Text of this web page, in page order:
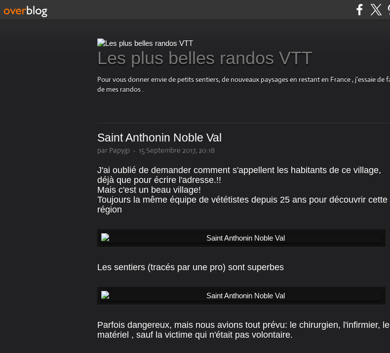
Les plus belles randos VTT
Pour vous donner envie de petits sentiers, de nouveaux paysages en restant en France , j'essaie
de mes randos .
Saint Anthonin Noble Val
par Papyjp - 15 Septembre 2017, 20:18
J'ai oublié de demander comment s'appellent les habitants de ce village,
déjà que pour écrire l'adresse.!!
Mais c'est un beau village!
Toujours la même équipe de vététistes depuis 25 ans pour découvrir cette
région
Les sentiers (tracés par une pro) sont superbes
Parfois dangereux, mais nous avions tout prévu: le chirurgien, l'infirmier, le
matériel , sauf la victime qui n'était pas volontaire.